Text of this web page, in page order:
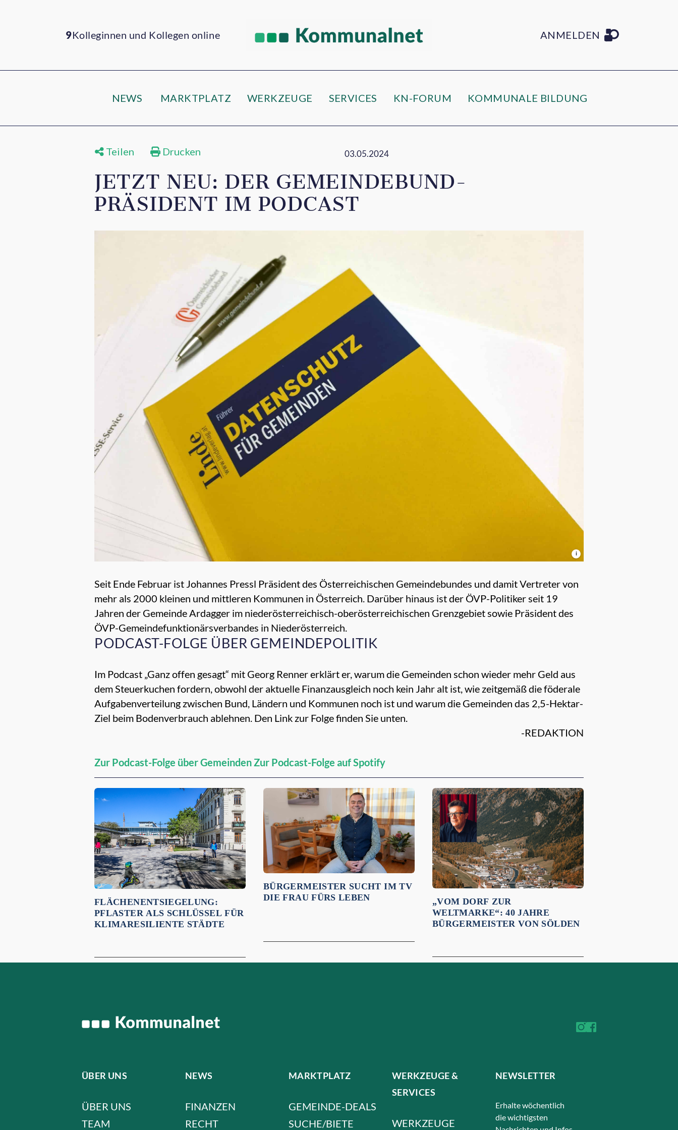
9Kolleginnen und Kollegen online ANMELDEN
NEWS MARKTPLATZ WERKZEUGE SERVICES KN-FORUM KOMMUNALE BILDUNG
Teilen Drucken 03.05.2024
JETZT NEU: DER GEMEINDEBUND-
PRÄSIDENT IM PODCAST
i
Seit Ende Februar ist Johannes Pressl Präsident des Österreichischen Gemeindebundes und damit Vertreter von
mehr als 2000 kleinen und mittleren Kommunen in Österreich. Darüber hinaus ist der ÖVP-Politiker seit 19
Jahren der Gemeinde Ardagger im niederösterreichisch-oberösterreichischen Grenzgebiet sowie Präsident des
ÖVP-Gemeindefunktionärsverbandes in Niederösterreich.
PODCAST-FOLGE ÜBER GEMEINDEPOLITIK
Im Podcast „Ganz offen gesagt“ mit Georg Renner erklärt er, warum die Gemeinden schon wieder mehr Geld aus
dem Steuerkuchen fordern, obwohl der aktuelle Finanzausgleich noch kein Jahr alt ist, wie zeitgemäß die föderale
Aufgabenverteilung zwischen Bund, Ländern und Kommunen noch ist und warum die Gemeinden das 2,5-Hektar-
Ziel beim Bodenverbrauch ablehnen. Den Link zur Folge finden Sie unten.
-REDAKTION
Zur Podcast-Folge über GemeindenZur Podcast-Folge auf Spotify
Empfehlungen für dich:
FLÄCHENENTSIEGELUNG:
PFLASTER ALS SCHLÜSSEL FÜR
KLIMARESILIENTE STÄDTE
BÜRGERMEISTER SUCHT IM TV
DIE FRAU FÜRS LEBEN
„VOM DORF ZUR
WELTMARKE“: 40 JAHRE
BÜRGERMEISTER VON SÖLDEN
ÜBER UNS
ÜBER UNS
TEAM
NEWS
FINANZEN
RECHT
MARKTPLATZ
GEMEINDE-DEALS
SUCHE/BIETE
WERKZEUGE &
SERVICES
WERKZEUGE
NEWSLETTER
Erhalte wöchentlich
die wichtigsten